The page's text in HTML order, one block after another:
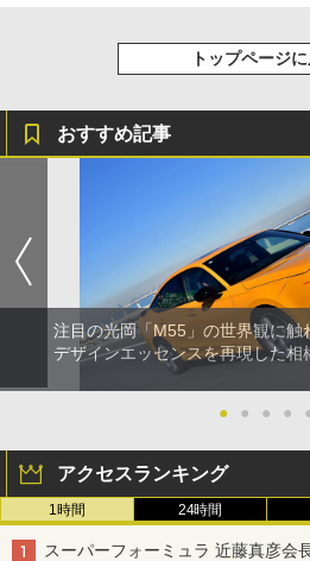
トップページ
おすすめ記事
注目の光岡「M55」の世界観に触
デザインエッセンスを再現した相
● ● ● ●
アクセスランキング
1時間 24時間
スーパーフォーミュラ 近藤真彦会